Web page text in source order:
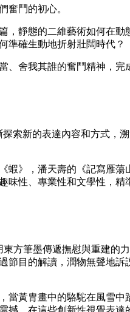
鬥的初心。
，靜態的二維藝術如何在
準確生動地折射壯闊時代？
舍我其誰的奮鬥精神，完
新的表達內容和方式，
蝦》，潘天壽的《記寫雁
性、專業性和文學性，
筆墨傳遞撫慰與重建的
目的解讀，潤物無聲地
當黃胄畫中的駱駝在風雪
。在這些創新性視覺表